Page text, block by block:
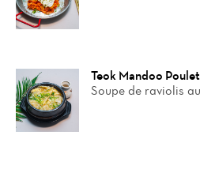
Teok Mandoo
Soupe de raviolis